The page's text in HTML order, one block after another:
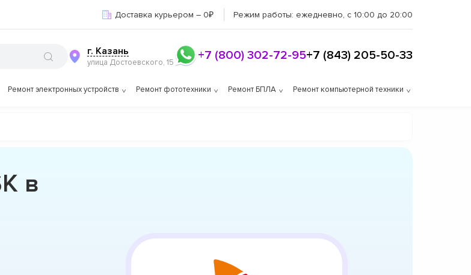
Доставка курьером – 0₽ Режим работы: ежедневно, с 10:00 до 20:00
г. Казань
улица Достоевского, 15 +7 (800) 302-72-95+7 (843) 205-50-33
Ремонт электронных устройств Ремонт фототехники Ремонт БПЛА Ремонт компьютерной техники
в